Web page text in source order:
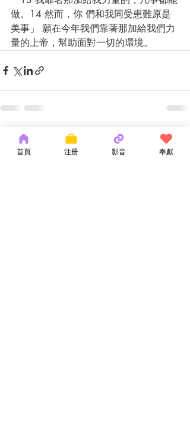
做。14 然而，你 們和我同受患難原是
美事」 願在今年我們靠著那加給我們力
量的上帝，幫助面對一切的環境。
最新文章 查看全部
首頁 注册 影音 奉獻